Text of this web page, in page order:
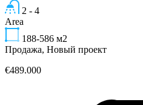
2 - 4
Area
188-586 м2
Продажа, Новый проект
€489.000